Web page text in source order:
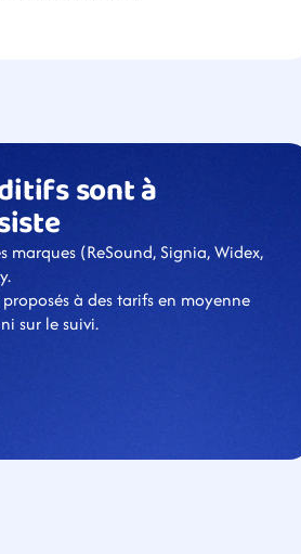
sont à
(ReSound, Signia, Widex,
à des tarifs en moyenne
sur le suivi.